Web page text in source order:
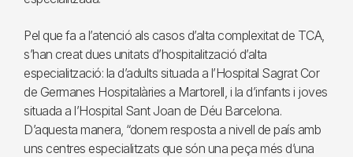
Pel que fa a l’atenció als casos d’alta complexitat de TCA,
s’han creat dues unitats d’hospitalització d’alta
especialització: la d’adults situada a l’Hospital Sagrat Cor
de Germanes Hospitalàries a Martorell, i la d’infants i joves
situada a l’Hospital Sant Joan de Déu Barcelona.
D’aquesta manera, “donem resposta a nivell de país amb
uns centres especialitzats que són una peça més d’una